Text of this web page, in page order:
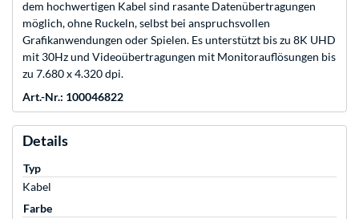
dem hochwertigen Kabel sind rasante Datenübertragungen
möglich, ohne Ruckeln, selbst bei anspruchsvollen
Grafikanwendungen oder Spielen. Es unterstützt bis zu 8K UHD
mit 30Hz und Videoübertragungen mit Monitorauflösungen bis
zu 7.680 x 4.320 dpi.
Art.-Nr.: 100046822
Details
Typ
Kabel
Farbe